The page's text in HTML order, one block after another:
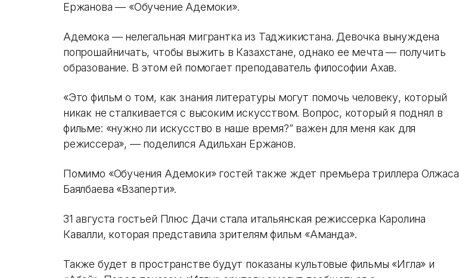
Ержанова — «‎Обучение Адемоки».
Адемока — нелегальная мигрантка из Таджикистана. Девочка вынуждена
попрошайничать, чтобы выжить в Казахстане, однако ее мечта — получить
образование. В этом ей помогает преподаватель философии Ахав.
«‎Это фильм о том, как знания литературы могут помочь человеку, который
никак не сталкивается с высоким искусством. Вопрос, который я поднял в
фильме: «‎нужно ли искусство в наше время?” важен для меня как для
режиссера», — поделился Адильхан Ержанов.
Помимо «‎Обучения Адемоки» гостей также ждет премьера триллера Олжаса
Баялбаева «Взаперти».
31 августа гостьей Плюс Дачи стала итальянская режиссерка Каролина
Кавалли, которая представила зрителям фильм «Аманда».
Также будет в пространстве будут показаны культовые фильмы «Игла» и